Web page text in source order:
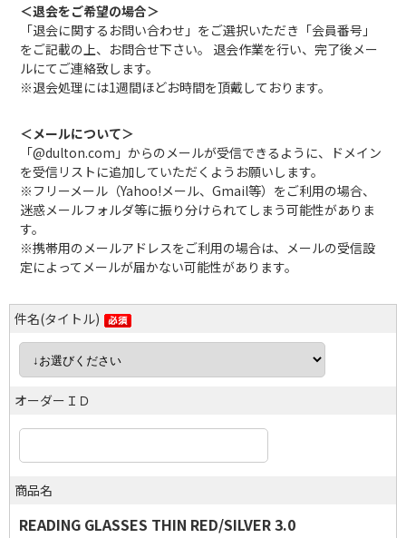
＜退会をご希望の場合＞
「退会に関するお問い合わせ」をご選択いただき「会員番号」
をご記載の上、お問合せ下さい。 退会作業を行い、完了後メー
ルにてご連絡致します。
※退会処理には1週間ほどお時間を頂戴しております。
＜メールについて＞
「@dulton.com」からのメールが受信できるように、ドメイン
を受信リストに追加していただくようお願いします。
※フリーメール（Yahoo!メール、Gmail等）をご利用の場合、
迷惑メールフォルダ等に振り分けられてしまう可能性がありま
す。
※携帯用のメールアドレスをご利用の場合は、メールの受信設
定によってメールが届かない可能性があります。
件名(タイトル)
オーダーＩＤ
商品名
READING GLASSES THIN RED/SILVER 3.0